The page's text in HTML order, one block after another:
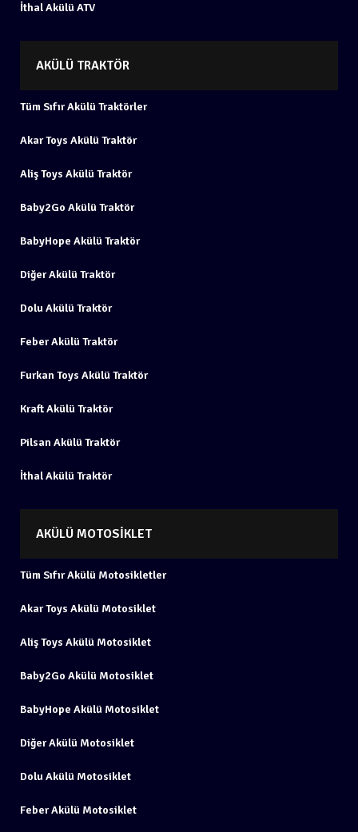
İthal Akülü ATV
AKÜLÜ TRAKTÖR
Tüm Sıfır Akülü Traktörler
Akar Toys Akülü Traktör
Aliş Toys Akülü Traktör
Baby2Go Akülü Traktör
BabyHope Akülü Traktör
Diğer Akülü Traktör
Dolu Akülü Traktör
Feber Akülü Traktör
Furkan Toys Akülü Traktör
Kraft Akülü Traktör
Pilsan Akülü Traktör
İthal Akülü Traktör
AKÜLÜ MOTOSIKLET
Tüm Sıfır Akülü Motosikletler
Akar Toys Akülü Motosiklet
Aliş Toys Akülü Motosiklet
Baby2Go Akülü Motosiklet
BabyHope Akülü Motosiklet
Diğer Akülü Motosiklet
Dolu Akülü Motosiklet
Feber Akülü Motosiklet